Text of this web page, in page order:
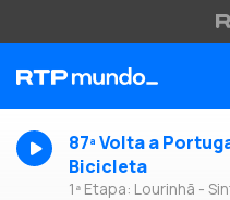
87ª Volta a
Bicicleta
1ª Etapa: Lourinhã -